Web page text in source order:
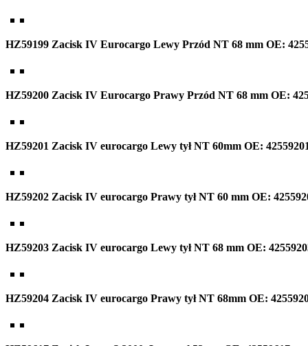
HZ59199 Zacisk IV Eurocargo Lewy Przód NT 68 mm OE:
HZ59200 Zacisk IV Eurocargo Prawy Przód NT 68 mm OE:
HZ59201 Zacisk IV eurocargo Lewy tył NT 60mm OE: 42559201
HZ59202 Zacisk IV eurocargo Prawy tył NT 60 mm OE:
HZ59203 Zacisk IV eurocargo Lewy tył NT 68 mm OE:
HZ59204 Zacisk IV eurocargo Prawy tył NT 68mm OE: